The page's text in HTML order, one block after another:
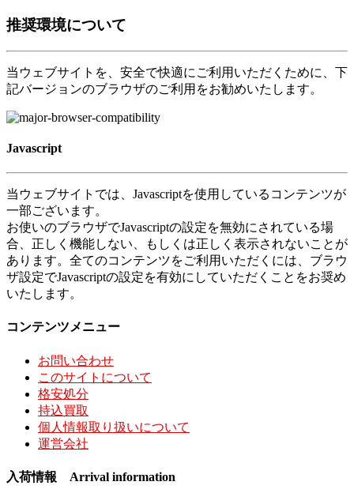
推奨環境について
当ウェブサイトを、安全で快適にご利用いただくために、下
記バージョンのブラウザのご利用をお勧めいたします。
Javascript
当ウェブサイトでは、Javascriptを使用しているコンテンツが
一部ございます。
お使いのブラウザでJavascriptの設定を無効にされている場
合、正しく機能しない、もしくは正しく表示されないことが
あります。全てのコンテンツをご利用いただくには、ブラウ
ザ設定でJavascriptの設定を有効にしていただくことをお奨め
いたします。
コンテンツメニュー
お問い合わせ
このサイトについて
格安処分
持込買取
個人情報取り扱いについて
運営会社
入荷情報 Arrival information